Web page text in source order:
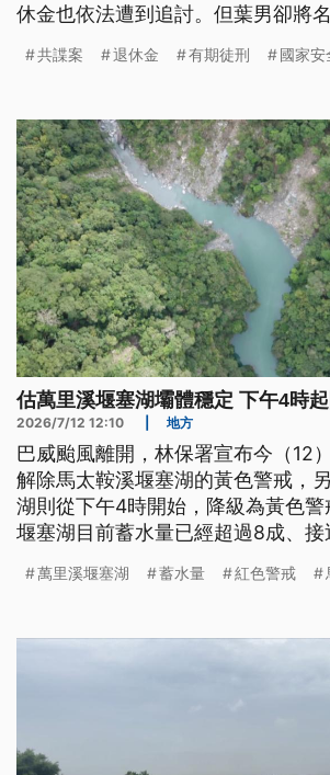
休金也依法遭到追討。但葉男卻將
金，也提不出清償計畫，遭到管收
共諜案 退休金 有期徒刑 國家安
估萬里溪堰塞湖壩體穩定 下午4時
2026/7/12 12:10 地方
巴威颱風離開，林保署宣布今（12
解除馬太鞍溪堰塞湖的黃色警戒，
湖則從下午4時開始，降級為黃色
堰塞湖目前蓄水量已經超過8成、接
因為收容的民眾減少，一早保全戶
萬里溪堰塞湖 蓄水量 紅色警戒